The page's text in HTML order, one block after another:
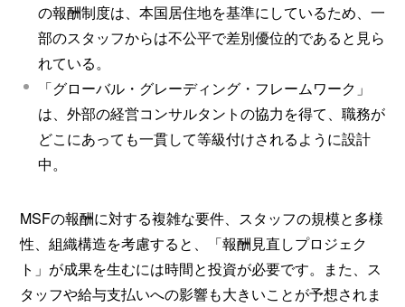
の報酬制度は、本国居住地を基準にしているため、一
部のスタッフからは不公平で差別優位的であると見ら
れている。
「グローバル・グレーディング・フレームワーク」
は、外部の経営コンサルタントの協力を得て、職務が
どこにあっても一貫して等級付けされるように設計
中。
MSFの報酬に対する複雑な要件、スタッフの規模と多様
性、組織構造を考慮すると、「報酬見直しプロジェク
ト」が成果を生むには時間と投資が必要です。また、ス
タッフや給与支払いへの影響も大きいことが予想されま